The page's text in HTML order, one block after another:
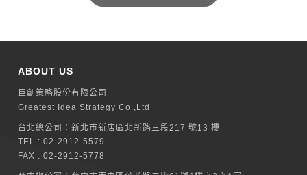
ABOUT US
巨創策略股份有限公司
Greatest Idea Strategy Co.,Ltd
台北總公司：新北巿新店區北新路三段217 號13 樓
TEL :02-2912-5579
FAX : 02-2912-5778